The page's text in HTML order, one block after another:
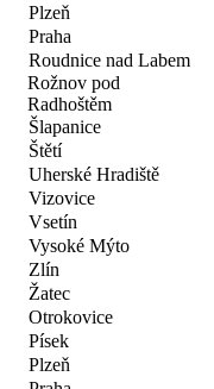
Plzeň
Praha
Roudnice nad Labem
Rožnov pod
Radhoštěm
Šlapanice
Štětí
Uherské Hradiště
Vizovice
Vsetín
Vysoké Mýto
Zlín
Žatec
Otrokovice
Písek
Plzeň